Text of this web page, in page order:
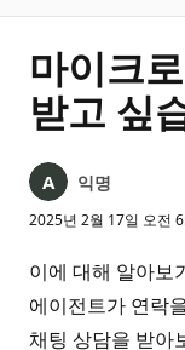
마이크
받고 싶
익명
2025년 2월 17일 오전
이에 대해 알아보
에이전트가 연락
채팅 상담을 받아